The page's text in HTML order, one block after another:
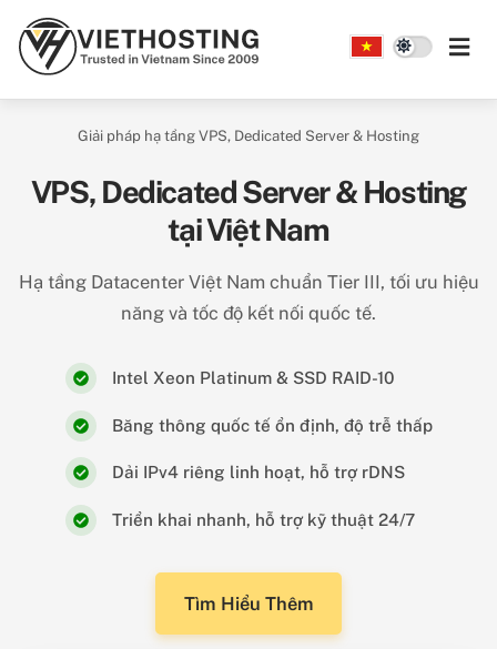
Giải pháp hạ tầng VPS, Dedicated Server & Hosting
VPS, Dedicated Server & Hosting
tại Việt Nam
Hạ tầng Datacenter Việt Nam chuẩn Tier III, tối ưu hiệu
năng và tốc độ kết nối quốc tế.
Intel Xeon Platinum & SSD RAID-10
Băng thông quốc tế ổn định, độ trễ thấp
Dải IPv4 riêng linh hoạt, hỗ trợ rDNS
Triển khai nhanh, hỗ trợ kỹ thuật 24/7
Tìm Hiểu Thêm